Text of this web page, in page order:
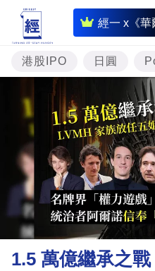
經一 x《華
即
時
財
經
專
題
投
資
樓
市
理
財
港股IPO 日圓
1.5 萬億繼承之